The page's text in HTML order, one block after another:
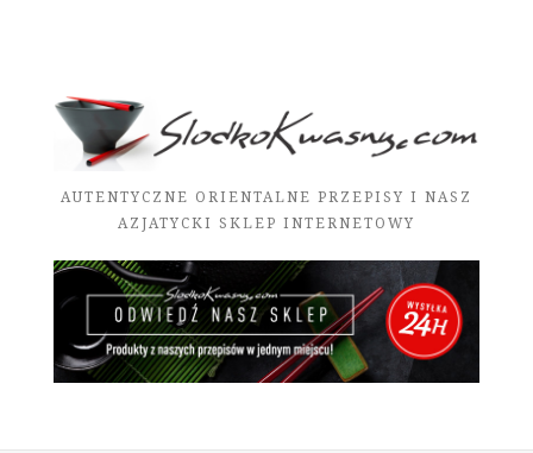
AUTENTYCZNE ORIENTALNE PRZEPISY I NASZ
AZJATYCKI SKLEP INTERNETOWY